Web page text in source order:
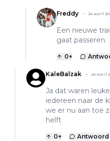
Freddy 24 april
Een nieuwe
gaat passeren.
0+
KaleBalzak 24 april
Ja dat waren
iedereen naar de
we er nu aan toe
helft
0+ Antwoord